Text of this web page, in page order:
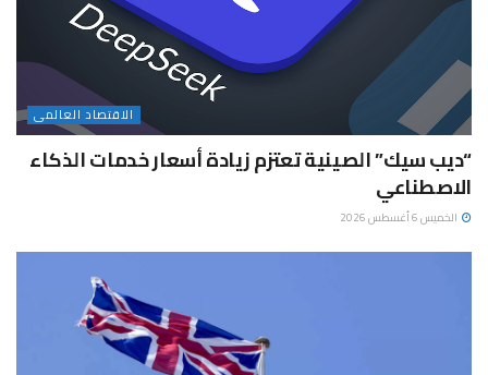
الاقتصاد العالمى
“ديب سيك” الصينية تعتزم زيادة أسعار خدمات الذكاء
الاصطناعي
الخميس 6 أغسطس 2026